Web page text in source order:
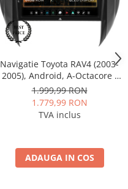
Navigatie Toyota RAV4 (2003-
2005), Android, A-Octacore /
4GB RAM + 64GB ROM, 9 Inch
- AD-BGA9004+AD-
BGRKIT109V4
1.999,99 RON
1.779,99 RON
TVA inclus
ADAUGA IN COS